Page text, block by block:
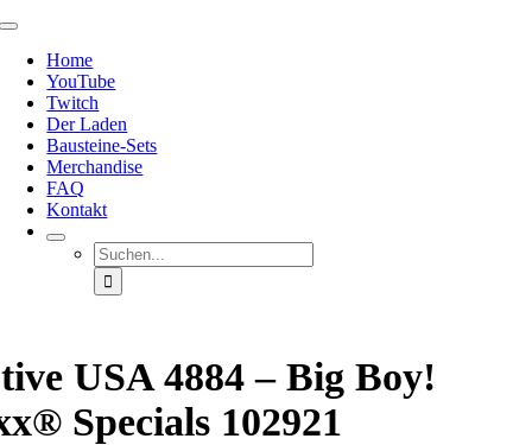
Zum
springen
Toggle
NavigationHome
YouTube
Twitch
Der Laden
Bausteine-Sets
Merchandise
FAQ
Kontakt
Suche
nach:
USA 4884 – Big Boy!
Specials 102921